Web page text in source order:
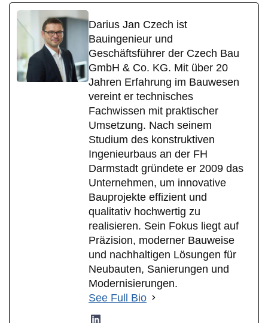
Darius Jan Czech ist
Bauingenieur und
Geschäftsführer der Czech Bau
GmbH & Co. KG. Mit über 20
Jahren Erfahrung im Bauwesen
vereint er technisches
Fachwissen mit praktischer
Umsetzung. Nach seinem
Studium des konstruktiven
Ingenieurbaus an der FH
Darmstadt gründete er 2009 das
Unternehmen, um innovative
Bauprojekte effizient und
qualitativ hochwertig zu
realisieren. Sein Fokus liegt auf
Präzision, moderner Bauweise
und nachhaltigen Lösungen für
Neubauten, Sanierungen und
Modernisierungen.
See Full Bio